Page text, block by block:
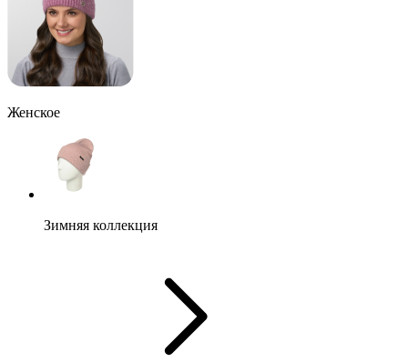
Женское
Зимняя коллекция